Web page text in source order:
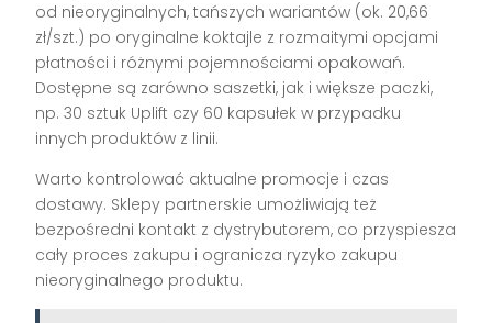
od nieoryginalnych, tańszych wariantów (ok. 20,66
zł/szt.) po oryginalne koktajle z rozmaitymi opcjami
płatności i różnymi pojemnościami opakowań.
Dostępne są zarówno saszetki, jak i większe paczki,
np. 30 sztuk Uplift czy 60 kapsułek w przypadku
innych produktów z linii.
Warto kontrolować aktualne promocje i czas
dostawy. Sklepy partnerskie umożliwiają też
bezpośredni kontakt z dystrybutorem, co przyspiesza
cały proces zakupu i ogranicza ryzyko zakupu
nieoryginalnego produktu.